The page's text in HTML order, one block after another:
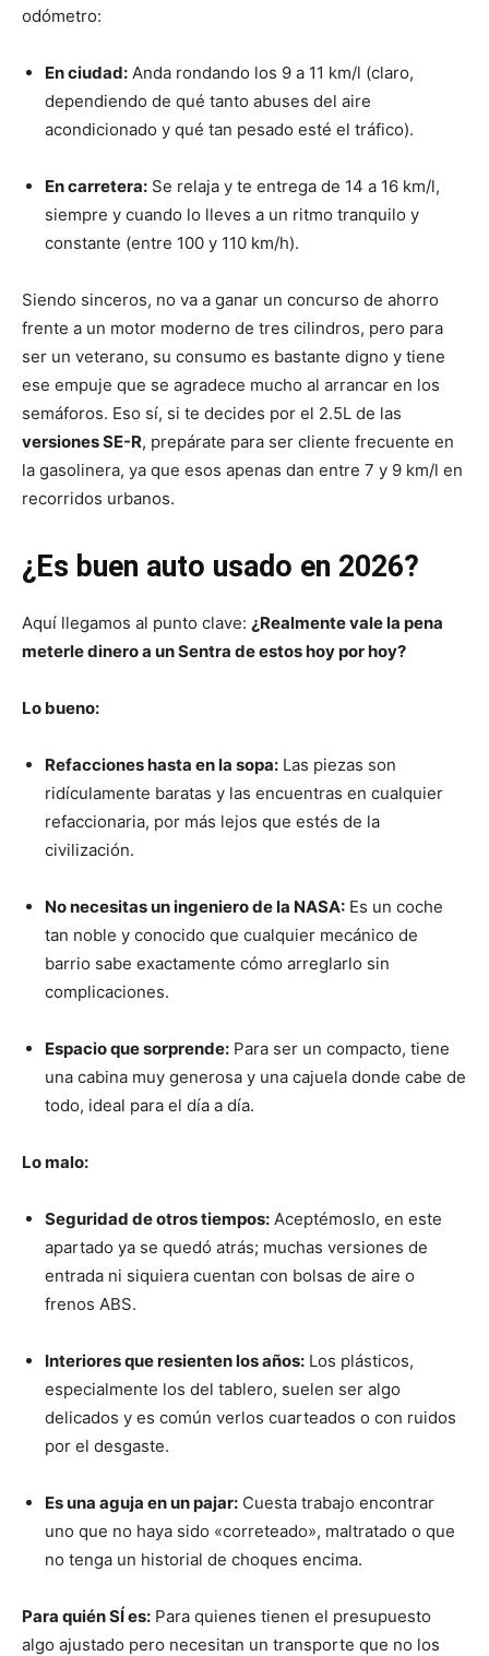
odómetro:
En ciudad: Anda rondando los 9 a 11 km/l (claro,
dependiendo de qué tanto abuses del aire
acondicionado y qué tan pesado esté el tráfico).
En carretera: Se relaja y te entrega de 14 a 16 km/l,
siempre y cuando lo lleves a un ritmo tranquilo y
constante (entre 100 y 110 km/h).
Siendo sinceros, no va a ganar un concurso de ahorro
frente a un motor moderno de tres cilindros, pero para
ser un veterano, su consumo es bastante digno y tiene
ese empuje que se agradece mucho al arrancar en los
semáforos. Eso sí, si te decides por el 2.5L de las
versiones SE-R, prepárate para ser cliente frecuente en
la gasolinera, ya que esos apenas dan entre 7 y 9 km/l en
recorridos urbanos.
¿Es buen auto usado en 2026?
Aquí llegamos al punto clave: ¿Realmente vale la pena
meterle dinero a un Sentra de estos hoy por hoy?
Lo bueno:
Refacciones hasta en la sopa: Las piezas son
ridículamente baratas y las encuentras en cualquier
refaccionaria, por más lejos que estés de la
civilización.
No necesitas un ingeniero de la NASA: Es un coche
tan noble y conocido que cualquier mecánico de
barrio sabe exactamente cómo arreglarlo sin
complicaciones.
Espacio que sorprende: Para ser un compacto, tiene
una cabina muy generosa y una cajuela donde cabe de
todo, ideal para el día a día.
Lo malo:
Seguridad de otros tiempos: Aceptémoslo, en este
apartado ya se quedó atrás; muchas versiones de
entrada ni siquiera cuentan con bolsas de aire o
frenos ABS.
Interiores que resienten los años: Los plásticos,
especialmente los del tablero, suelen ser algo
delicados y es común verlos cuarteados o con ruidos
por el desgaste.
Es una aguja en un pajar: Cuesta trabajo encontrar
uno que no haya sido «correteado», maltratado o que
no tenga un historial de choques encima.
Para quién SÍ es: Para quienes tienen el presupuesto
algo ajustado pero necesitan un transporte que no los